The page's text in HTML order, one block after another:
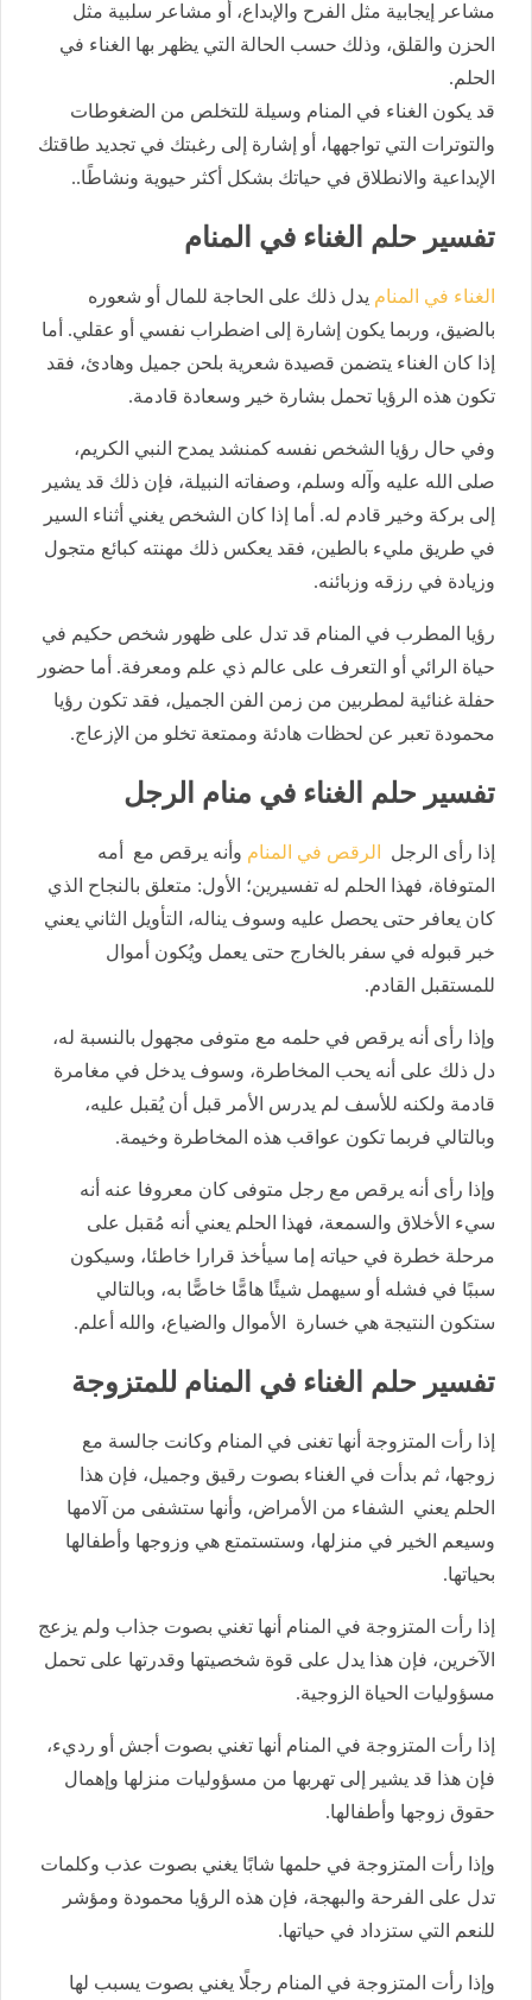
مشاعر إيجابية مثل الفرح والإبداع، أو مشاعر سلبية مثل
الحزن والقلق، وذلك حسب الحالة التي يظهر بها الغناء في
الحلم.
قد يكون الغناء في المنام وسيلة للتخلص من الضغوطات
والتوترات التي تواجهها، أو إشارة إلى رغبتك في تجديد طاقتك
الإبداعية والانطلاق في حياتك بشكل أكثر حيوية ونشاطًا..
تفسير حلم الغناء في المنام
الغناء في المنام يدل ذلك على الحاجة للمال أو شعوره
بالضيق، وربما يكون إشارة إلى اضطراب نفسي أو عقلي. أما
إذا كان الغناء يتضمن قصيدة شعرية بلحن جميل وهادئ، فقد
تكون هذه الرؤيا تحمل بشارة خير وسعادة قادمة.
وفي حال رؤيا الشخص نفسه كمنشد يمدح النبي الكريم،
صلى الله عليه وآله وسلم، وصفاته النبيلة، فإن ذلك قد يشير
إلى بركة وخير قادم له. أما إذا كان الشخص يغني أثناء السير
في طريق مليء بالطين، فقد يعكس ذلك مهنته كبائع متجول
وزيادة في رزقه وزبائنه.
رؤيا المطرب في المنام قد تدل على ظهور شخص حكيم في
حياة الرائي أو التعرف على عالم ذي علم ومعرفة. أما حضور
حفلة غنائية لمطربين من زمن الفن الجميل، فقد تكون رؤيا
محمودة تعبر عن لحظات هادئة وممتعة تخلو من الإزعاج.
تفسير حلم الغناء في منام الرجل
إذا رأى الرجل الرقص في المنام وأنه يرقص مع أمه
المتوفاة، فهذا الحلم له تفسيرين؛ الأول: متعلق بالنجاح الذي
كان يعافر حتى يحصل عليه وسوف يناله، التأويل الثاني يعني
خبر قبوله في سفر بالخارج حتى يعمل ويُكون أموال
للمستقبل القادم.
وإذا رأى أنه يرقص في حلمه مع متوفى مجهول بالنسبة له،
دل ذلك على أنه يحب المخاطرة، وسوف يدخل في مغامرة
قادمة ولكنه للأسف لم يدرس الأمر قبل أن يُقبل عليه،
وبالتالي فربما تكون عواقب هذه المخاطرة وخيمة.
وإذا رأى أنه يرقص مع رجل متوفى كان معروفا عنه أنه
سيء الأخلاق والسمعة، فهذا الحلم يعني أنه مُقبل على
مرحلة خطرة في حياته إما سيأخذ قرارا خاطئا، وسيكون
سببًا في فشله أو سيهمل شيئًا هامًّا خاصًّا به، وبالتالي
ستكون النتيجة هي خسارة الأموال والضياع، والله أعلم.
تفسير حلم الغناء في المنام للمتزوجة
إذا رأت المتزوجة أنها تغنى في المنام وكانت جالسة مع
زوجها، ثم بدأت في الغناء بصوت رقيق وجميل، فإن هذا
الحلم يعني الشفاء من الأمراض، وأنها ستشفى من آلامها
وسيعم الخير في منزلها، وستستمتع هي وزوجها وأطفالها
بحياتها.
إذا رأت المتزوجة في المنام أنها تغني بصوت جذاب ولم يزعج
الآخرين، فإن هذا يدل على قوة شخصيتها وقدرتها على تحمل
مسؤوليات الحياة الزوجية.
إذا رأت المتزوجة في المنام أنها تغني بصوت أجش أو رديء،
فإن هذا قد يشير إلى تهربها من مسؤوليات منزلها وإهمال
حقوق زوجها وأطفالها.
وإذا رأت المتزوجة في حلمها شابًا يغني بصوت عذب وكلمات
تدل على الفرحة والبهجة، فإن هذه الرؤيا محمودة ومؤشر
للنعم التي ستزداد في حياتها.
وإذا رأت المتزوجة في المنام رجلًا يغني بصوت يسبب لها